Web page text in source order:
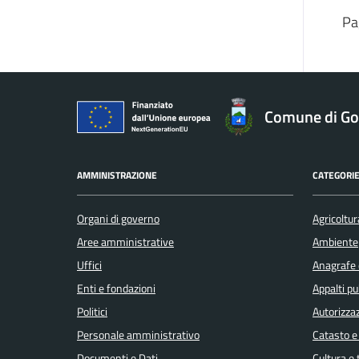
Comune di
AMMINISTRAZIONE
Organi di governo
Aree amministrative
Uffici
Enti e fondazioni
Politici
Personale amministrativo
Ambiente
Appalti
Catasto